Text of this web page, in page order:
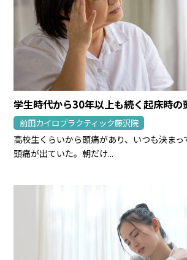
学生時代から30年以上も続く起床時の
前田カイロプラクティック藤沢院
高校生くらいから頭痛があり、いつも決ま
頭痛が出ていた。朝だけ...